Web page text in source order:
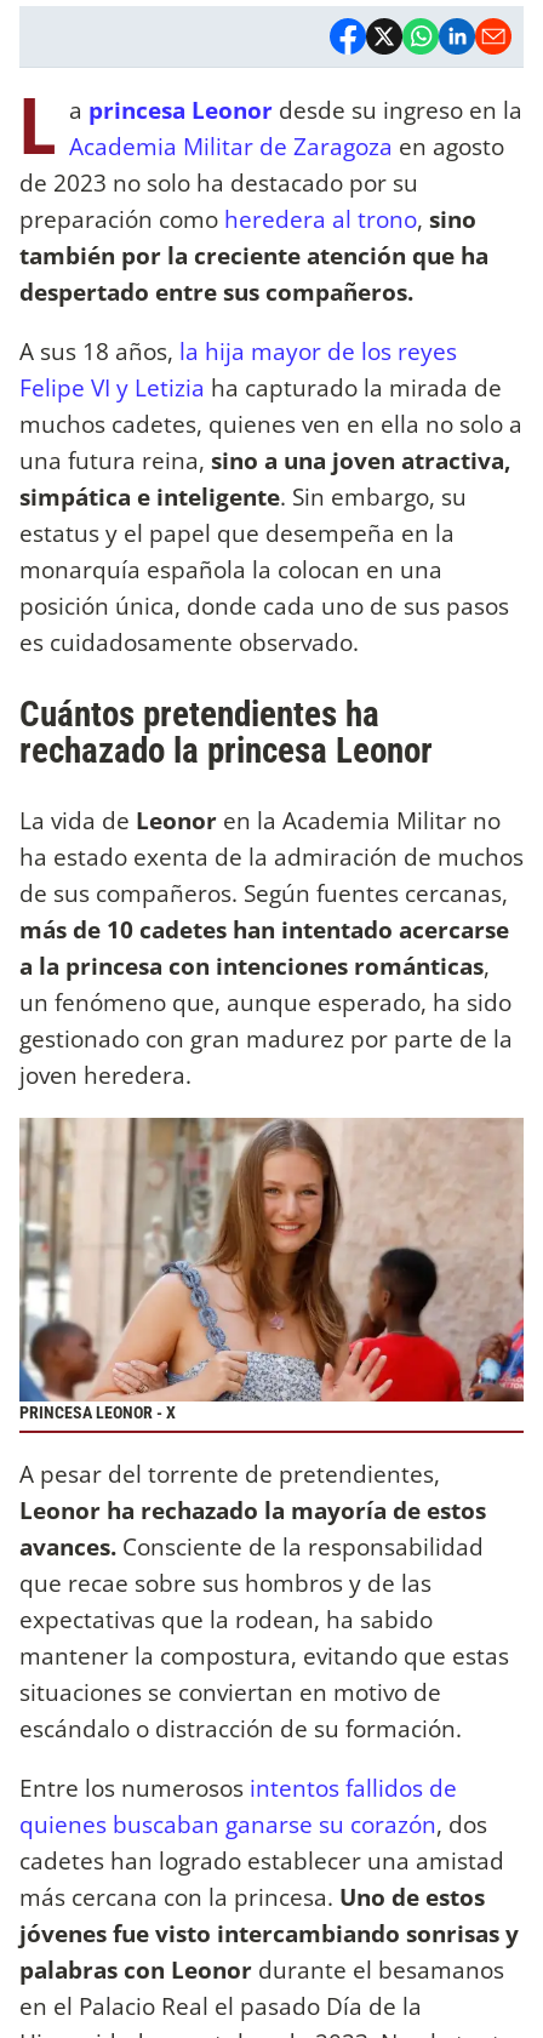
L a princesa Leonor desde su ingreso en la
Academia Militar de Zaragoza en agosto
de 2023 no solo ha destacado por su
preparación como heredera al trono, sino
también por la creciente atención que ha
despertado entre sus compañeros.
A sus 18 años, la hija mayor de los reyes
Felipe VI y Letizia ha capturado la mirada de
muchos cadetes, quienes ven en ella no solo a
una futura reina, sino a una joven atractiva,
simpática e inteligente. Sin embargo, su
estatus y el papel que desempeña en la
monarquía española la colocan en una
posición única, donde cada uno de sus pasos
es cuidadosamente observado.
Cuántos pretendientes ha
rechazado la princesa Leonor
La vida de Leonor en la Academia Militar no
ha estado exenta de la admiración de muchos
de sus compañeros. Según fuentes cercanas,
más de 10 cadetes han intentado acercarse
a la princesa con intenciones románticas,
un fenómeno que, aunque esperado, ha sido
gestionado con gran madurez por parte de la
joven heredera.
PRINCESA LEONOR - X
A pesar del torrente de pretendientes,
Leonor ha rechazado la mayoría de estos
avances. Consciente de la responsabilidad
que recae sobre sus hombros y de las
expectativas que la rodean, ha sabido
mantener la compostura, evitando que estas
situaciones se conviertan en motivo de
escándalo o distracción de su formación.
Entre los numerosos intentos fallidos de
quienes buscaban ganarse su corazón, dos
cadetes han logrado establecer una amistad
más cercana con la princesa. Uno de estos
jóvenes fue visto intercambiando sonrisas y
palabras con Leonor durante el besamanos
en el Palacio Real el pasado Día de la